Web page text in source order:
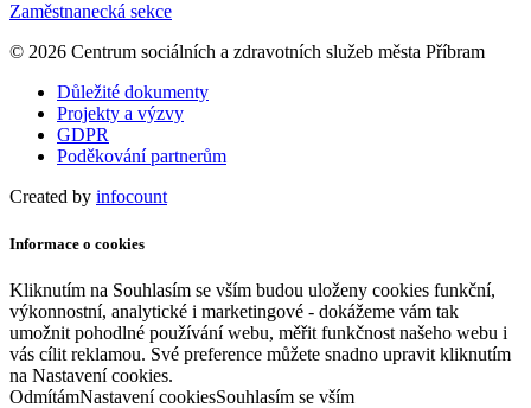
Zaměstnanecká sekce
© 2026 Centrum sociálních a zdravotních služeb města Příbram
Důležité dokumenty
Projekty a výzvy
GDPR
Poděkování partnerům
Created by infocount
Informace o cookies
Kliknutím na Souhlasím se vším budou uloženy cookies funkční,
výkonnostní, analytické i marketingové - dokážeme vám tak
umožnit pohodlné používání webu, měřit funkčnost našeho webu i
vás cílit reklamou. Své preference můžete snadno upravit kliknutím
na Nastavení cookies.
OdmítámNastavení cookiesSouhlasím se vším